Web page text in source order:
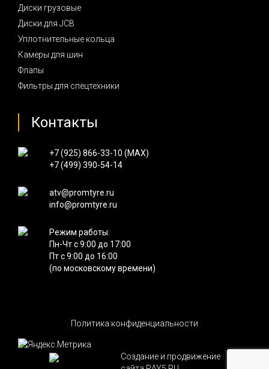
Диски грузовые
Диски для JCB
Уплотнительные кольца
Камеры для шин
Флапы
Фильтры для спецтехники
Контакты
+7 (925) 866-33-10 (MAX)
+7 (499) 390-54-14
atv@promtyre.ru
info@promtyre.ru
Режим работы:
Пн-Чт с 9:00 до 17:00
Пт с 9:00 до 16:00
(по московскому времени)
Политика конфиденциальности
Создание и продвижение